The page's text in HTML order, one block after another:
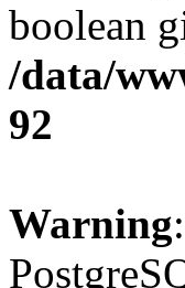
boolean
/data/
92
Warning